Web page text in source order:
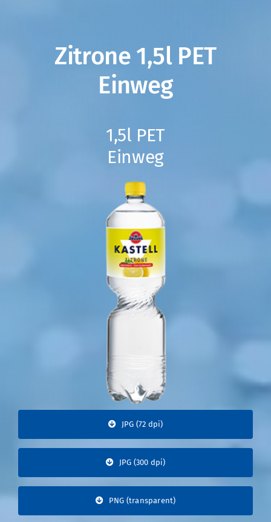
Zitrone 1,5l PET
Einweg
1,5l PET
Einweg
JPG (72 dpi)
JPG (300 dpi)
PNG (transparent)